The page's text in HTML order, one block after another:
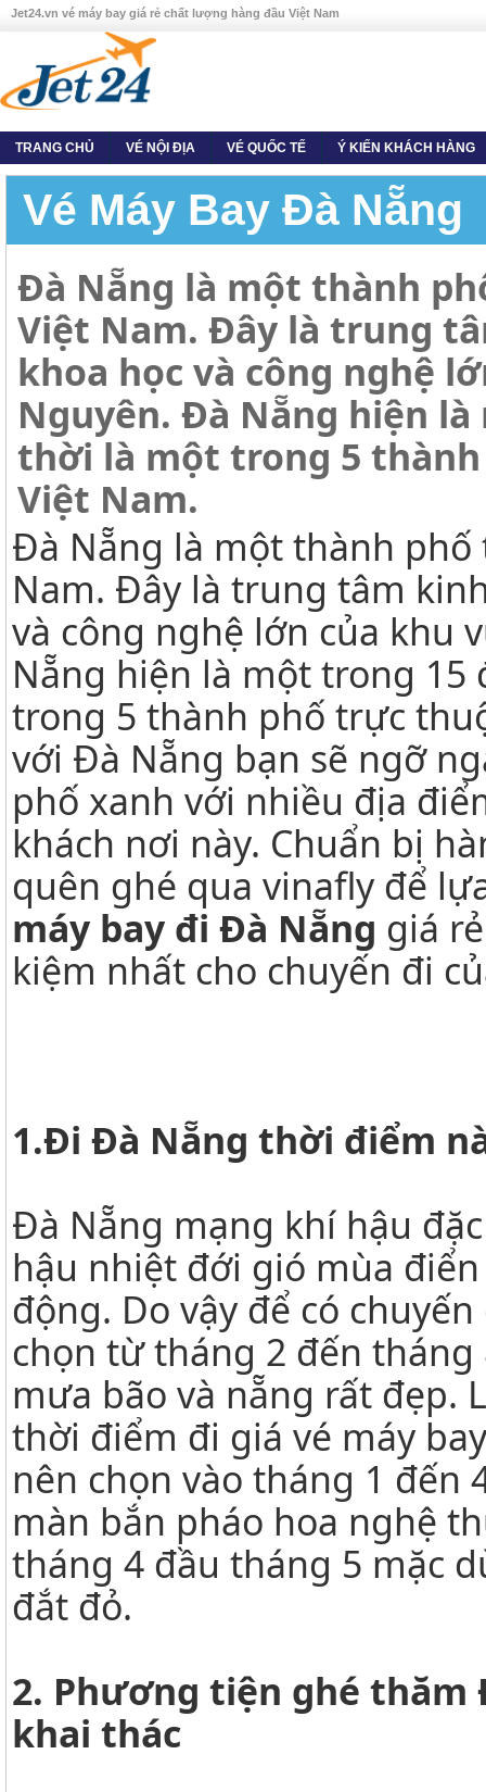
Jet24.vn vé máy bay giá rẻ chất lượng hàng đầu Việt Nam
TRANG CHỦ VÉ NỘI ĐỊA VÉ QUỐC TẾ Ý KIẾN KHÁCH HÀNG
Vé Máy Bay Đà Nẵng
Đà Nẵng là một thành
Việt Nam. Đây là trung
khoa học và công nghệ
Nguyên. Đà Nẵng hiện
thời là một trong 5
Việt Nam.
Đà Nẵng là một thành phố
Nam. Đây là trung tâm
và công nghệ lớn của khu
Nẵng hiện là một trong
trong 5 thành phố trực
với Đà Nẵng bạn sẽ ngỡ
phố xanh với nhiều địa
khách nơi này. Chuẩn bị
quên ghé qua vinafly để
máy bay đi Đà Nẵng giá
kiệm nhất cho chuyến đi
1.Đi Đà Nẵng thời điểm
Đà Nẵng mạng khí hậu
hậu nhiệt đới gió mùa
động. Do vậy để có
chọn từ tháng 2 đến
mưa bão và nẵng rất đẹp.
thời điểm đi giá vé máy
nên chọn vào tháng 1
màn bắn pháo hoa nghệ
tháng 4 đầu tháng 5 mặc
đắt đỏ.
2. Phương tiện ghé thăm
khai thác